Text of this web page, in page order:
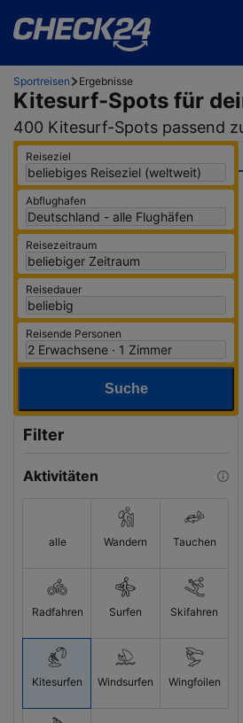
Sportreisen Ergebnisse
Kitesurf-Spots für
400 Kitesurf-Spots passend
Reiseziel
Abflughafen
Reisezeitraum
Reisedauer
Reisende Personen
Suche
Filter
Aktivitäten
alle Wandern Tauchen
Radfahren Surfen Skifahren
Kitesurfen Windsurfen Wingfoilen